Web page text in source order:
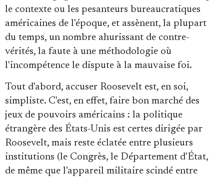
le contexte ou les pesanteurs bureaucratiques
américaines de l'époque, et assènent, la plupart
du temps, un nombre ahurissant de contre-
vérités, la faute à une méthodologie où
l'incompétence le dispute à la mauvaise foi.
Tout d'abord, accuser Roosevelt est, en soi,
simpliste. C'est, en effet, faire bon marché des
jeux de pouvoirs américains : la politique
étrangère des États-Unis est certes dirigée par
Roosevelt, mais reste éclatée entre plusieurs
institutions (le Congrès, le Département d'État,
de même que l'appareil militaire scindé entre